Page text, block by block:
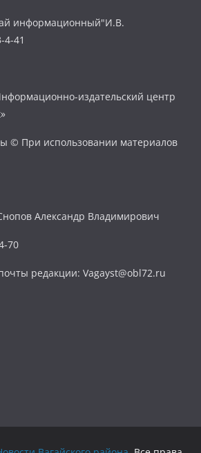
информационный"И.В.
4-41
издательский центр
© При использовании материалов
Александр Владимирович
70
редакции: Vagayst@obl72.ru